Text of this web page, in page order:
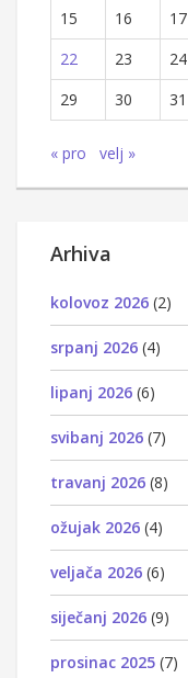
15
16 17
22
23 24
29
30 31
« pro velj »
Arhiva
kolovoz 2026 (2)
srpanj 2026 (4)
lipanj 2026 (6)
svibanj 2026 (7)
travanj 2026 (8)
ožujak 2026 (4)
veljača 2026 (6)
siječanj 2026 (9)
prosinac 2025 (7)